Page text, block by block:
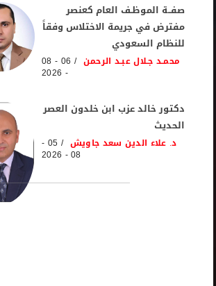
صفــة الموظـف العام كعنصر
مفترض في جريمة الاختلاس وفقاً
للنظام السعودي
محمـد جـلال عبـد الرحمن 06 - 08
- 2026
دكتور خالد عزب ابن خلدون العصر
الحديث
د. علاء الدين سعد جاويش 05 -
08 - 2026